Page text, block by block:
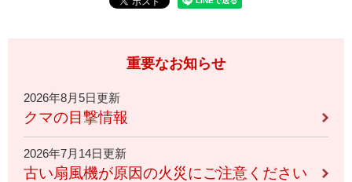
重要なお知らせ
2026年8月5日更新
クマの目撃情報
2026年7月14日更新
古い扇風機が原因の火災にご注意ください